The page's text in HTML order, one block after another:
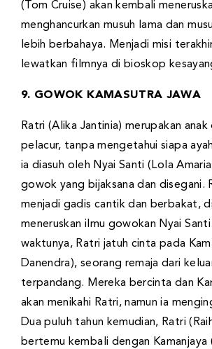
(Tom Cruise) akan kembali
menghancurkan musuh lama dan
lebih berbahaya. Menjadi misi
lewatkan filmnya di bioskop
9. GOWOK KAMASUTRA JAWA
Ratri (Alika Jantinia) merupakan anak
pelacur, tanpa mengetahui siapa
ia diasuh oleh Nyai Santi (Lola
gowok yang bijaksana dan disegani.
menjadi gadis cantik dan berbakat,
meneruskan ilmu gowokan Nyai
waktunya, Ratri jatuh cinta pada
Danendra), seorang remaja dari
terpandang. Mereka bercinta dan
akan menikahi Ratri, namun ia
Dua puluh tahun kemudian, Ratri
bertemu kembali dengan Kamanjaya